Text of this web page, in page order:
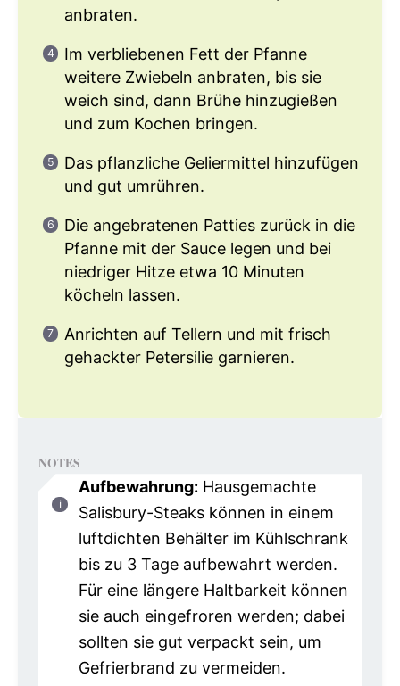
anbraten.
Im verbliebenen Fett der Pfanne
weitere Zwiebeln anbraten, bis sie
weich sind, dann Brühe hinzugießen
und zum Kochen bringen.
Das pflanzliche Geliermittel hinzufügen
und gut umrühren.
Die angebratenen Patties zurück in die
Pfanne mit der Sauce legen und bei
niedriger Hitze etwa 10 Minuten
köcheln lassen.
Anrichten auf Tellern und mit frisch
gehackter Petersilie garnieren.
NOTES
Aufbewahrung: Hausgemachte
Salisbury-Steaks können in einem
luftdichten Behälter im Kühlschrank
bis zu 3 Tage aufbewahrt werden.
Für eine längere Haltbarkeit können
sie auch eingefroren werden; dabei
sollten sie gut verpackt sein, um
Gefrierbrand zu vermeiden.